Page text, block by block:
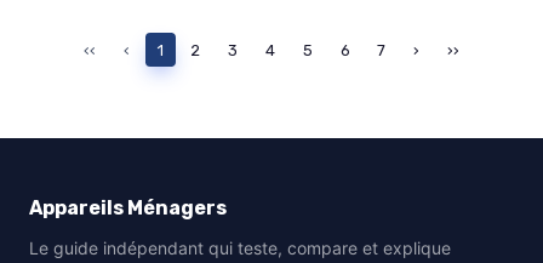
‹‹ ‹ 1 2 3 4 5 6 7 › ››
Appareils Ménagers
Le guide indépendant qui teste, compare et explique